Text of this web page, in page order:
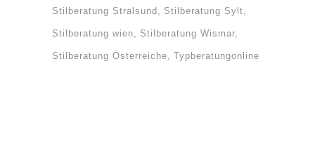
Stilberatung Stralsund Stilberatung Sylt
Stilberatung wien Stilberatung Wismar
Stilberatung Österreiche Typberatungonline